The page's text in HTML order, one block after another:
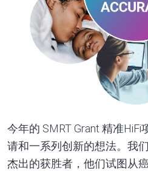
今年的 SMRT Grant 精准
请和一系列创新的想法。我
杰出的获胜者，他们试图从